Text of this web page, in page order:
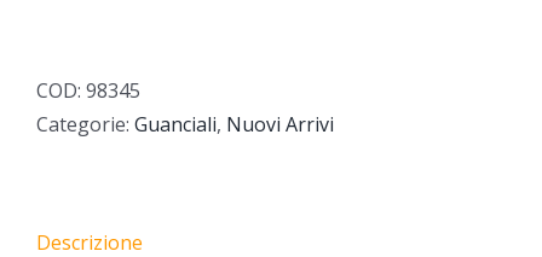
quantità
COD: 98345
Categorie: Guanciali, Nuovi Arrivi
Descrizione